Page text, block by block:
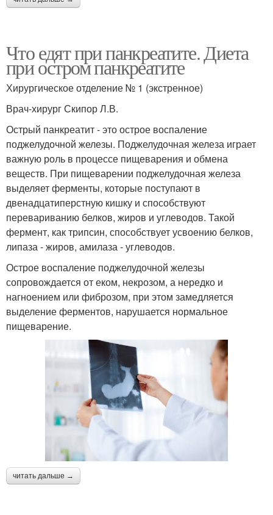
Что едят при панкреатите. Диета
при остром панкреатите
Хирургическое отделение № 1 (экстренное)
Врач-хирург Скипор Л.В.
Острый панкреатит - это острое воспаление
поджелудочной железы. Поджелудочная железа играет
важную роль в процессе пищеварения и обмена
веществ. При пищеварении поджелудочная железа
выделяет ферменты, которые поступают в
двенадцатиперстную кишку и способствуют
перевариванию белков, жиров и углеводов. Такой
фермент, как трипсин, способствует усвоению белков,
липаза - жиров, амилаза - углеводов.
Острое воспаление поджелудочной железы
сопровождается от еком, некрозом, а нередко и
нагноением или фиброзом, при этом замедляется
выделение ферментов, нарушается нормальное
пищеварение.
читать дальше →